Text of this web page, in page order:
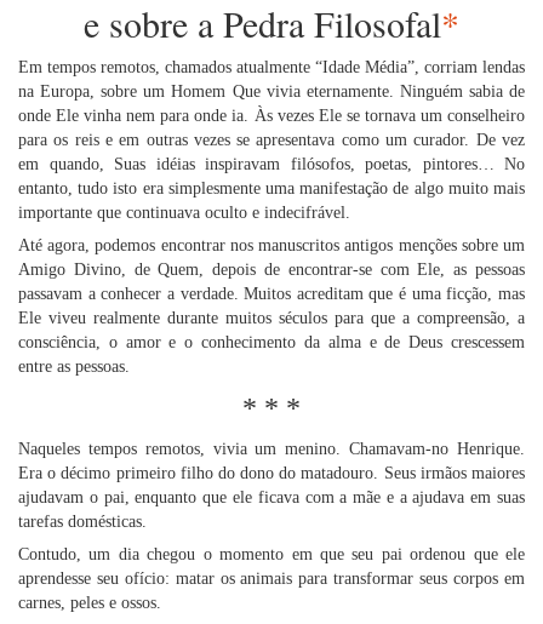
e sobre a Pedra Filosofal*
Em tempos remotos, chamados atualmente “Idade Média”, corriam lendas
na Europa, sobre um Homem Que vivia eternamente. Ninguém sabia de
onde Ele vinha nem para onde ia. Às vezes Ele se tornava um conselheiro
para os reis e em outras vezes se apresentava como um curador. De vez
em quando, Suas idéias inspiravam filósofos, poetas, pintores… No
entanto, tudo isto era simplesmente uma manifestação de algo muito mais
importante que continuava oculto e indecifrável.
Até agora, podemos encontrar nos manuscritos antigos menções sobre um
Amigo Divino, de Quem, depois de encontrar-se com Ele, as pessoas
passavam a conhecer a verdade. Muitos acreditam que é uma ficção, mas
Ele viveu realmente durante muitos séculos para que a compreensão, a
consciência, o amor e o conhecimento da alma e de Deus crescessem
entre as pessoas.
* * *
Naqueles tempos remotos, vivia um menino. Chamavam-no Henrique.
Era o décimo primeiro filho do dono do matadouro. Seus irmãos maiores
ajudavam o pai, enquanto que ele ficava com a mãe e a ajudava em suas
tarefas domésticas.
Contudo, um dia chegou o momento em que seu pai ordenou que ele
aprendesse seu ofício: matar os animais para transformar seus corpos em
carnes, peles e ossos.